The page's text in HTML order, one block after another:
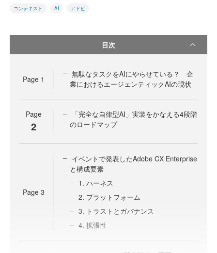
コンテキスト AI アドビ
目次
Page 1
無駄なタスクをAIにやらせている？ 企
業におけるエージェンティックAIの現状
Page
2
「完全な自律型AI」実装をかなえる4段階
のロードマップ
Page 3
イベントで発表したAdobe CX Enterprise
と構成要素
1. ハーネス
2. プラットフォーム
3. トラストとガバナンス
4. 拡張性